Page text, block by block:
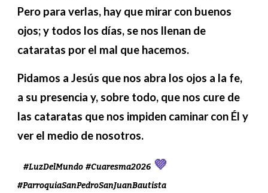
Pero para verlas, hay que mirar con buenos
ojos; y todos los días, se nos llenan de
cataratas por el mal que hacemos.
Pidamos a Jesús que nos abra los ojos a la fe,
a su presencia y, sobre todo, que nos cure de
las cataratas que nos impiden caminar con Él y
ver el medio de nosotros.
#LuzDelMundo #Cuaresma2026 💜
#ParroquiaSanPedroSanJuanBautista